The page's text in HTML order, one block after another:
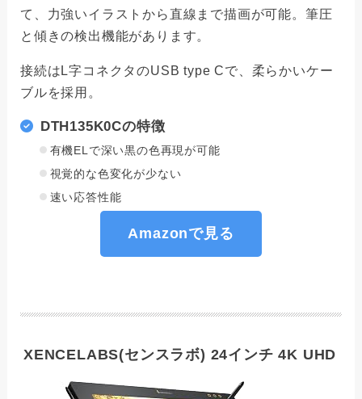
て、力強いイラストから直線まで描画が可能。筆圧
と傾きの検出機能があります。
接続はL字コネクタのUSB type Cで、柔らかいケー
ブルを採用。
DTH135K0Cの特徴
有機ELで深い黒の色再現が可能
視覚的な色変化が少ない
速い応答性能
Amazonで見る
XENCELABS(センスラボ) 24インチ 4K UHD